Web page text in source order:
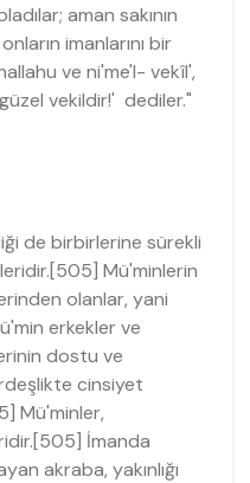
aman sakının
imanlarını bir
ve ni'me'l- vekîl',
vekildir!' dediler."
de birbirlerine sürekli
Mü'minlerin
olanlar, yani
erkekler ve
dostu ve
cinsiyet
Mü'minler,
İmanda
akraba, yakınlığı